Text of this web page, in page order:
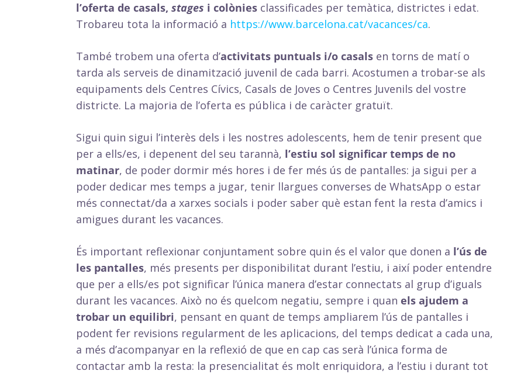
l’oferta de casals, stages i colònies classificades per temàtica, districtes i edat.
Trobareu tota la informació a https://www.barcelona.cat/vacances/ca.
També trobem una oferta d’activitats puntuals i/o casals en torns de matí o
tarda als serveis de dinamització juvenil de cada barri. Acostumen a trobar-se als
equipaments dels Centres Cívics, Casals de Joves o Centres Juvenils del vostre
districte. La majoria de l’oferta es pública i de caràcter gratuït.
Sigui quin sigui l’interès dels i les nostres adolescents, hem de tenir present que
per a ells/es, i depenent del seu tarannà, l’estiu sol significar temps de no
matinar, de poder dormir més hores i de fer més ús de pantalles: ja sigui per a
poder dedicar mes temps a jugar, tenir llargues converses de WhatsApp o estar
més connectat/da a xarxes socials i poder saber què estan fent la resta d’amics i
amigues durant les vacances.
És important reflexionar conjuntament sobre quin és el valor que donen a l’ús de
les pantalles, més presents per disponibilitat durant l’estiu, i així poder entendre
que per a ells/es pot significar l’única manera d’estar connectats al grup d’iguals
durant les vacances. Això no és quelcom negatiu, sempre i quan els ajudem a
trobar un equilibri, pensant en quant de temps ampliarem l’ús de pantalles i
podent fer revisions regularment de les aplicacions, del temps dedicat a cada una,
a més d’acompanyar en la reflexió de que en cap cas serà l’única forma de
contactar amb la resta: la presencialitat és molt enriquidora, a l’estiu i durant tot